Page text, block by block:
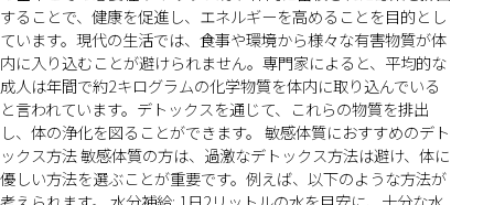
することで、健康を促進し、エネルギーを高めることを目的とし
ています。現代の生活では、食事や環境から様々な有害物質が体
内に入り込むことが避けられません。専門家によると、平均的な
成人は年間で約2キログラムの化学物質を体内に取り込んでいる
と言われています。デトックスを通じて、これらの物質を排出
し、体の浄化を図ることができます。 敏感体質におすすめのデト
ックス方法 敏感体質の方は、過激なデトックス方法は避け、体に
優しい方法を選ぶことが重要です。例えば、以下のような方法が